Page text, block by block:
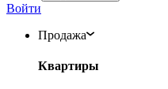
Войти
Продажа
Квартиры